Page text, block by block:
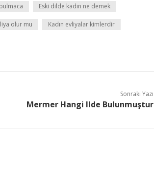
Eski dilde kadın ne demek
olur mu Kadın evliyalar kimlerdir
Sonraki Yazı
Mermer Hangi Ilde Bulunmuştur